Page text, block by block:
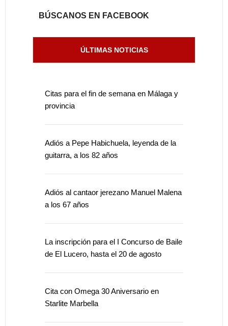
BÚSCANOS EN FACEBOOK
ÚLTIMAS NOTICIAS
Citas para el fin de semana en Málaga y
provincia
Adiós a Pepe Habichuela, leyenda de la
guitarra, a los 82 años
Adiós al cantaor jerezano Manuel Malena
a los 67 años
La inscripción para el I Concurso de Baile
de El Lucero, hasta el 20 de agosto
Cita con Omega 30 Aniversario en
Starlite Marbella